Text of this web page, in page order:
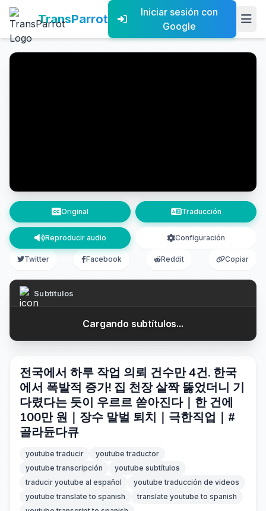
TransParrot
Iniciar sesión con
Google
Original Traducción
Reproducir audio Configuración
Twitter Facebook Reddit Copiar
Subtítulos
Cargando subtítulos...
전국에서 하루 작업 의뢰 건수만 4건. 한국
에서 폭발적 증가! 집 천장 살짝 뚫었더니 기
다렸다는 듯이 우르르 쏟아진다｜한 건에
100만 원｜장수 말벌 퇴치｜극한직업｜#
골라듄다큐
youtube traducir
youtube traductor
youtube transcripción
youtube subtítulos
traducir youtube al español
youtube traducción de videos
youtube translate to spanish
translate youtube to spanish